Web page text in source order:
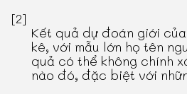
[2]
Kết quả dự đoán giới
kê, với mẫu lớn họ tên
quả có thể không chính
nào đó, đặc biệt với